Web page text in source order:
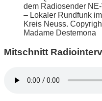
dem Radiosender
– Lokaler Rundfunk
Kreis Neuss.
Madame Destemona
Mitschnitt